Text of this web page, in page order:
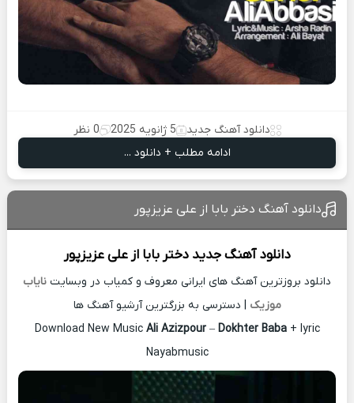
دانلود آهنگ جدید 5 ژانویه 2025
0 نظر
ادامه مطلب + دانلود ...
دانلود آهنگ دختر بابا از علی عزیزپور
دانلود آهنگ جدید دختر بابا ازعلی عزیزپور
دانلود بروزترین آهنگ های ایرانی معروف و کمیاب در وبسایت نایاب
موزیک | دسترسی به بزرگترین آرشیو آهنگ ها
Download New Music Ali Azizpour– Dokhter Baba+ lyric
Nayabmusic